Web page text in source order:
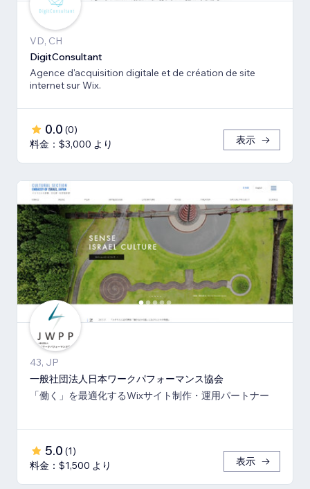
VD, CH
DigitConsultant
Agence d'acquisition digitale et de création de site
internet sur Wix.
0.0 (0)
料金：$3,000 より
表示
43, JP
一般社団法人日本ワークパフォーマンス協会
「働く」を最適化するWixサイト制作・運用パートナー
5.0 (1)
料金：$1,500 より
表示